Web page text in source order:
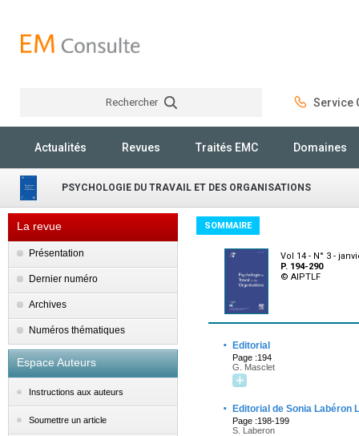
Rechercher Service
Actualités Revues Traités EMC Domaines
PSYCHOLOGIE DU TRAVAIL ET DES ORGANISATIONS
La revue
Présentation
Dernier numéro
Archives
Numéros thématiques
Espace Auteurs
Instructions aux auteurs
Soumettre un article
SOMMAIRE
Vol 14 - N° 3 -
P. 194-290
© AIPTLF
· Editorial
Page :194
G. Masclet
· Editorial de Sonia Labéron
Page :198-199
S. Laberon